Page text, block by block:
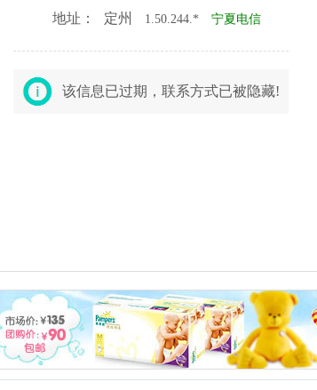
地址： 定州 1.50.244.* 宁夏电信
该信息已过期，联系方式已被隐藏!